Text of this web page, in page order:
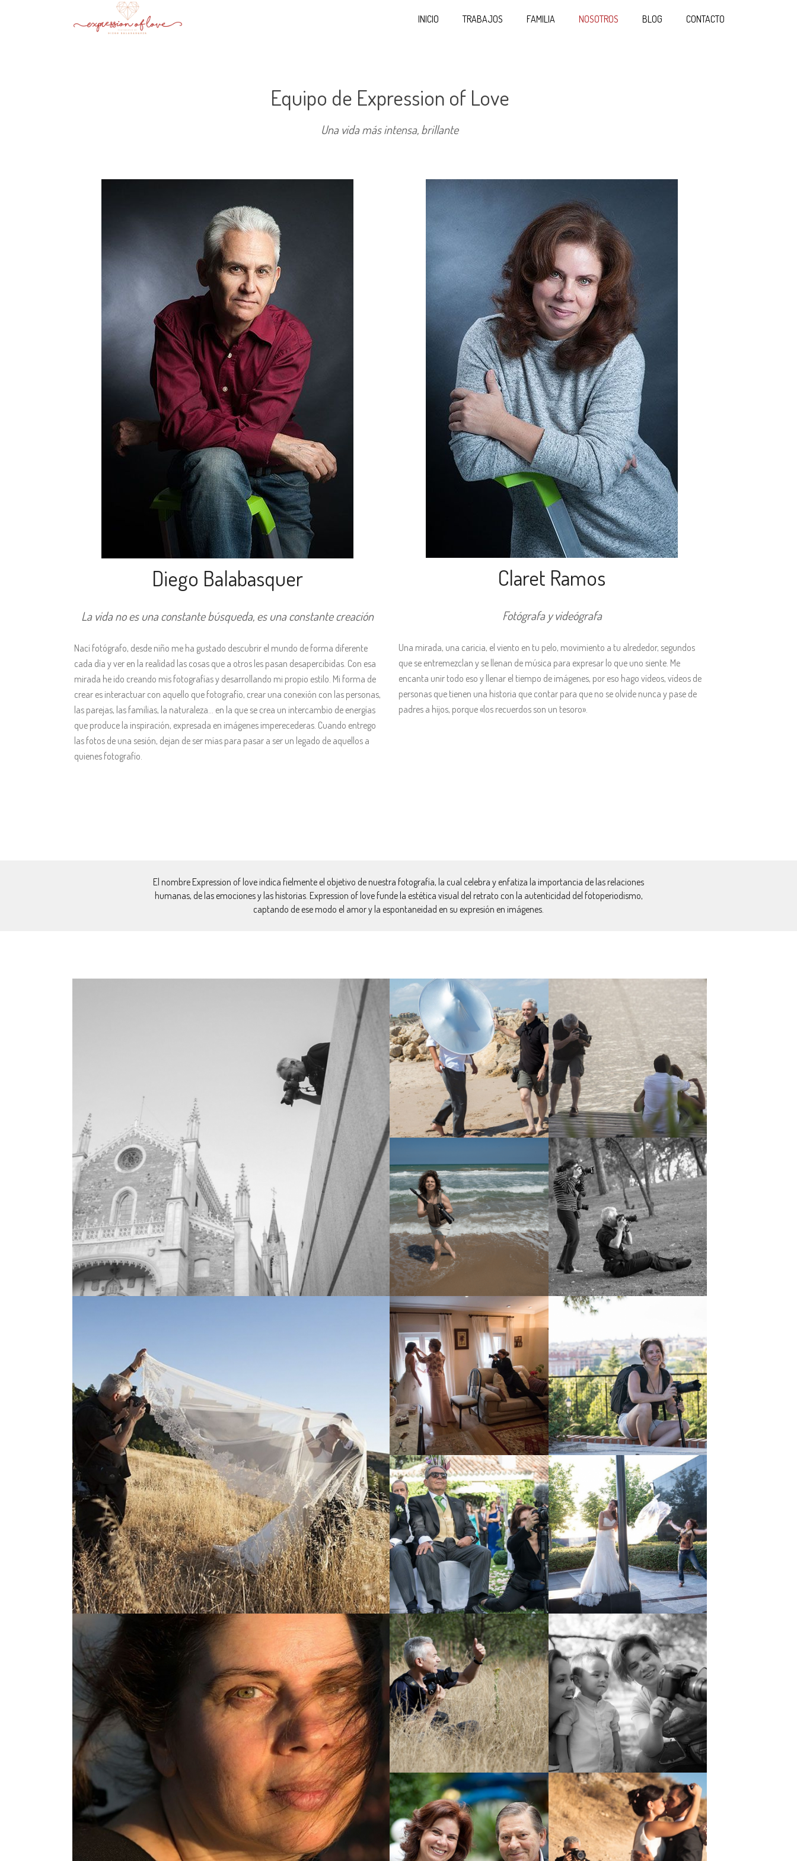
INICIO TRABAJOS FAMILIA NOSOTROS BLOG CONTACTO
Equipo de Expression of Love
Una vida más intensa, brillante
Diego Balabasquer
La vida no es una constante búsqueda, es una constante creación
Nací fotógrafo, desde niño me ha gustado descubrir el mundo de forma diferente
cada día y ver en la realidad las cosas que a otros les pasan desapercibidas. Con esa
mirada he ido creando mis fotografías y desarrollando mi propio estilo. Mi forma de
crear es interactuar con aquello que fotografío, crear una conexión con las personas,
las parejas, las familias, la naturaleza… en la que se crea un intercambio de energías
que produce la inspiración, expresada en imágenes imperecederas. Cuando entrego
las fotos de una sesión, dejan de ser mías para pasar a ser un legado de aquellos a
quienes fotografío.
Claret Ramos
Fotógrafa y videógrafa
Una mirada, una caricia, el viento en tu pelo, movimiento a tu alrededor, segundos
que se entremezclan y se llenan de música para expresar lo que uno siente. Me
encanta unir todo eso y llenar el tiempo de imágenes, por eso hago vídeos, vídeos de
personas que tienen una historia que contar para que no se olvide nunca y pase de
padres a hijos, porque «los recuerdos son un tesoro».
El nombre Expression of love indica fielmente el objetivo de nuestra fotografía, la cual celebra y enfatiza la importancia de las relaciones
humanas, de las emociones y las historias. Expression of love funde la estética visual del retrato con la autenticidad del fotoperiodismo,
captando de ese modo el amor y la espontaneidad en su expresión en imágenes.